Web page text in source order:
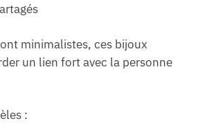
minimalistes, ces bijoux
un lien fort avec la personne
: